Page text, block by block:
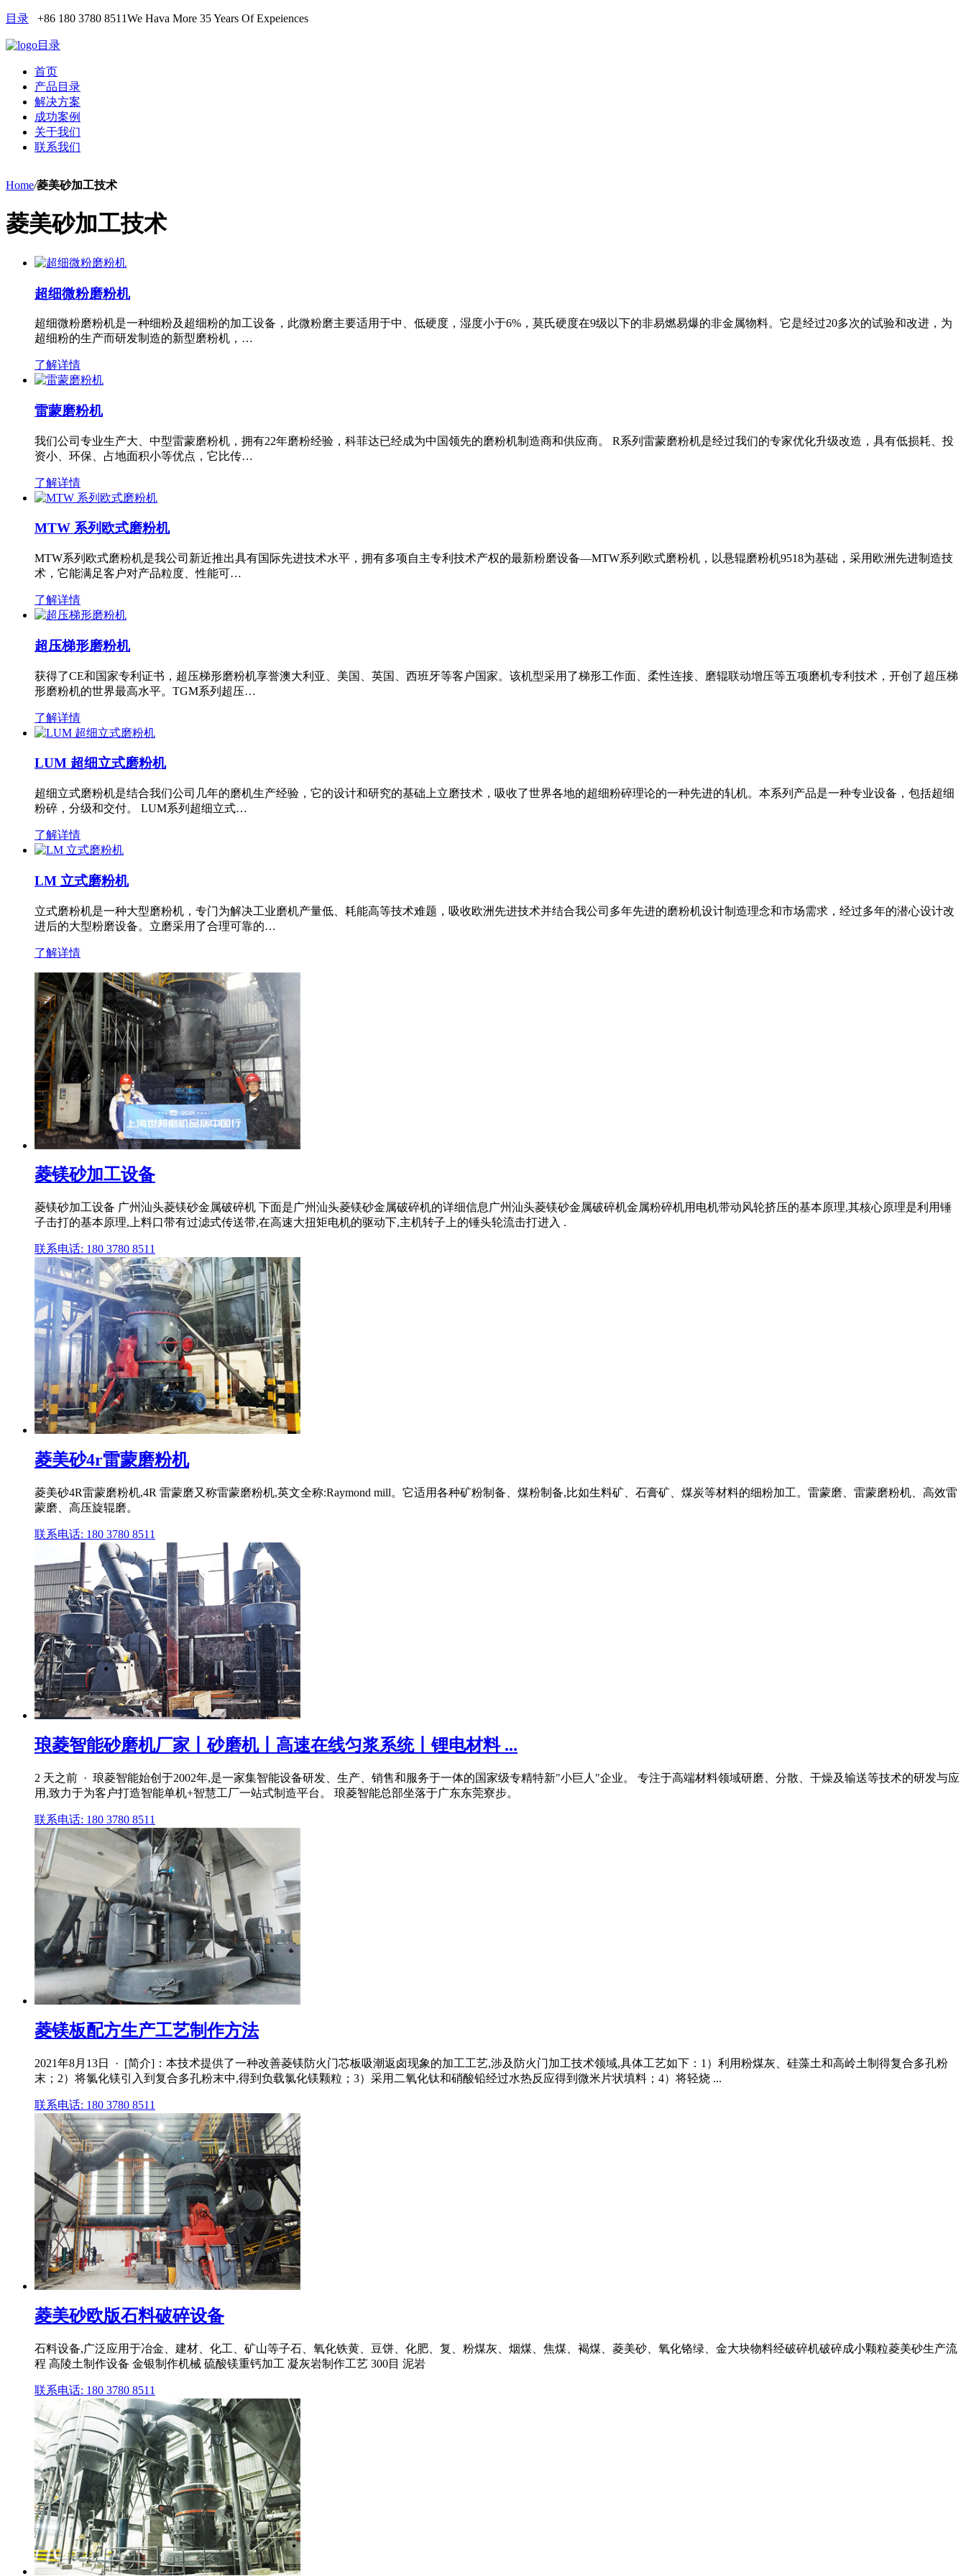
目录 +86 180 3780 8511We Hava More 35 Years Of Expeiences
目录
首页
产品目录
解决方案
成功案例
关于我们
联系我们
Home/菱美砂加工技术
菱美砂加工技术
超细微粉磨粉机
超细微粉磨粉机是一种细粉及超细粉的加工设备，此微粉磨主要适用于中、低硬度，湿度小于6%，莫氏硬度在9级以下的非易燃易爆的非金属物料。它是经过20多次的试验和改进，为
超细粉的生产而研发制造的新型磨粉机，…
了解详情
雷蒙磨粉机
我们公司专业生产大、中型雷蒙磨粉机，拥有22年磨粉经验，科菲达已经成为中国领先的磨粉机制造商和供应商。 R系列雷蒙磨粉机是经过我们的专家优化升级改造，具有低损耗、投
资小、环保、占地面积小等优点，它比传…
了解详情
MTW 系列欧式磨粉机
MTW系列欧式磨粉机是我公司新近推出具有国际先进技术水平，拥有多项自主专利技术产权的最新粉磨设备—MTW系列欧式磨粉机，以悬辊磨粉机9518为基础，采用欧洲先进制造技
术，它能满足客户对产品粒度、性能可…
了解详情
超压梯形磨粉机
获得了CE和国家专利证书，超压梯形磨粉机享誉澳大利亚、美国、英国、西班牙等客户国家。该机型采用了梯形工作面、柔性连接、磨辊联动增压等五项磨机专利技术，开创了超压梯
形磨粉机的世界最高水平。TGM系列超压…
了解详情
LUM 超细立式磨粉机
超细立式磨粉机是结合我们公司几年的磨机生产经验，它的设计和研究的基础上立磨技术，吸收了世界各地的超细粉碎理论的一种先进的轧机。本系列产品是一种专业设备，包括超细
粉碎，分级和交付。 LUM系列超细立式…
了解详情
LM 立式磨粉机
立式磨粉机是一种大型磨粉机，专门为解决工业磨机产量低、耗能高等技术难题，吸收欧洲先进技术并结合我公司多年先进的磨粉机设计制造理念和市场需求，经过多年的潜心设计改
进后的大型粉磨设备。立磨采用了合理可靠的…
了解详情
菱镁砂加工设备
菱镁砂加工设备 广州汕头菱镁砂金属破碎机 下面是广州汕头菱镁砂金属破碎机的详细信息广州汕头菱镁砂金属破碎机金属粉碎机用电机带动风轮挤压的基本原理,其核心原理是利用锤
子击打的基本原理,上料口带有过滤式传送带,在高速大扭矩电机的驱动下,主机转子上的锤头轮流击打进入 .
联系电话: 180 3780 8511
菱美砂4r雷蒙磨粉机
菱美砂4R雷蒙磨粉机,4R 雷蒙磨又称雷蒙磨粉机,英文全称:Raymond mill。它适用各种矿粉制备、煤粉制备,比如生料矿、石膏矿、煤炭等材料的细粉加工。雷蒙磨、雷蒙磨粉机、高效雷
蒙磨、高压旋辊磨。
联系电话: 180 3780 8511
琅菱智能砂磨机厂家丨砂磨机丨高速在线匀浆系统丨锂电材料 ...
2 天之前 · 琅菱智能始创于2002年,是一家集智能设备研发、生产、销售和服务于一体的国家级专精特新"小巨人"企业。 专注于高端材料领域研磨、分散、干燥及输送等技术的研发与应
用,致力于为客户打造智能单机+智慧工厂一站式制造平台。 琅菱智能总部坐落于广东东莞寮步。
联系电话: 180 3780 8511
菱镁板配方生产工艺制作方法
2021年8月13日 · [简介]：本技术提供了一种改善菱镁防火门芯板吸潮返卤现象的加工工艺,涉及防火门加工技术领域,具体工艺如下：1）利用粉煤灰、硅藻土和高岭土制得复合多孔粉
末；2）将氯化镁引入到复合多孔粉末中,得到负载氯化镁颗粒；3）采用二氧化钛和硝酸铅经过水热反应得到微米片状填料；4）将轻烧 ...
联系电话: 180 3780 8511
菱美砂欧版石料破碎设备
石料设备,广泛应用于冶金、建材、化工、矿山等子石、氧化铁黄、豆饼、化肥、复、粉煤灰、烟煤、焦煤、褐煤、菱美砂、氧化铬绿、金大块物料经破碎机破碎成小颗粒菱美砂生产流
程 高陵土制作设备 金银制作机械 硫酸镁重钙加工 凝灰岩制作工艺 300目 泥岩
联系电话: 180 3780 8511